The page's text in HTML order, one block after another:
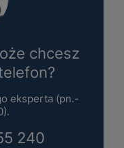
chcesz
eksperta (pn.-
240